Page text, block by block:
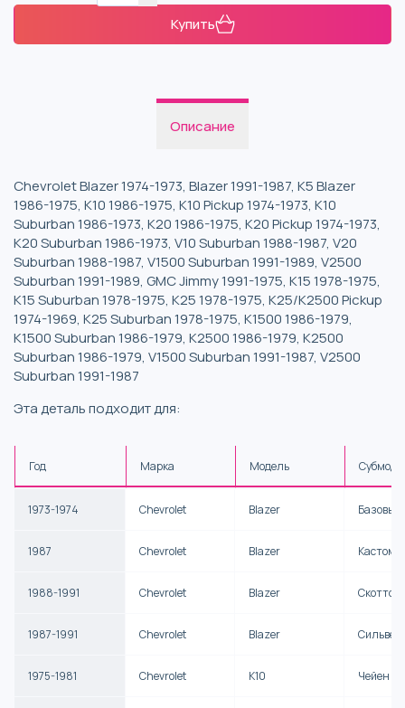
Купить
Описание
Chevrolet Blazer 1974-1973, Blazer 1991-1987, K5 Blazer
1986-1975, K10 1986-1975, K10 Pickup 1974-1973, K10
Suburban 1986-1973, K20 1986-1975, K20 Pickup 1974-1973,
K20 Suburban 1986-1973, V10 Suburban 1988-1987, V20
Suburban 1988-1987, V1500 Suburban 1991-1989, V2500
Suburban 1991-1989, GMC Jimmy 1991-1975, K15 1978-1975,
K15 Suburban 1978-1975, K25 1978-1975, K25/K2500 Pickup
1974-1969, K25 Suburban 1978-1975, K1500 1986-1979,
K1500 Suburban 1986-1979, K2500 1986-1979, K2500
Suburban 1986-1979, V1500 Suburban 1991-1987, V2500
Suburban 1991-1987
Эта деталь подходит для:
Год Марка Модель
1973-1974 Chevrolet Blazer Базовый
1987 Chevrolet Blazer Кастом
1988-1991 Chevrolet Blazer
1987-1991 Chevrolet Blazer
1975-1981 Chevrolet K10 Чейен